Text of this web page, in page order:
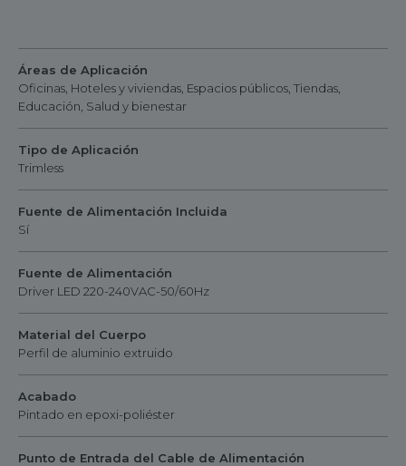
Áreas de Aplicación
Oficinas, Hoteles y viviendas, Espacios públicos, Tiendas,
Educación, Salud y bienestar
Tipo de Aplicación
Trimless
Fuente de Alimentación Incluida
Sí
Fuente de Alimentación
Driver LED 220-240VAC-50/60Hz
Material del Cuerpo
Perfil de aluminio extruido
Acabado
Pintado en epoxi-poliéster
Punto de Entrada del Cable de Alimentación